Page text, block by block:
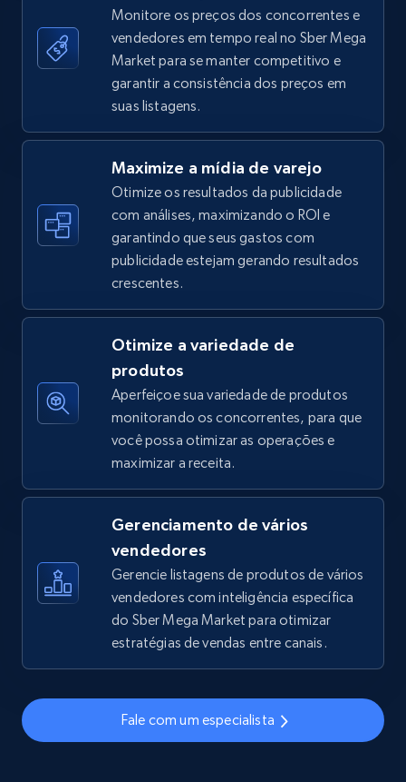
TikTok Shop - category
URL, Title, Available, Description, Currency, Initial
price, Final price, Discount percent, and more.
TikTok Shop - Collect TikTok shop products
by keywords search
URL, Title, Available, Description, Currency, Initial
price, Final price, Discount percent, and more.
TikTok Shop - discover records by shop url
price, Final price, Discount percent, and more.
668+
Amazon sellers info
Monitore os preços dos concorrentes e
vendedores em tempo real no Sber Mega
Market para se manter competitivo e
garantir a consistência dos preços em
suas listagens.
Maximize a mídia de varejo
Otimize os resultados da publicidade
com análises, maximizando o ROI e
garantindo que seus gastos com
publicidade estejam gerando resultados
crescentes.
Otimize a variedade de
produtos
Aperfeiçoe sua variedade de produtos
monitorando os concorrentes, para que
você possa otimizar as operações e
maximizar a receita.
Gerenciamento de vários
vendedores
Gerencie listagens de produtos de vários
vendedores com inteligência específica
do Sber Mega Market para otimizar
estratégias de vendas entre canais.
Fale com um especialista